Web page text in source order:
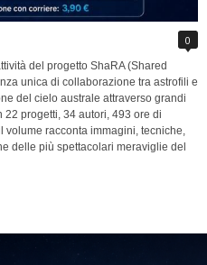
0
del progetto ShaRA (Shared
unica di collaborazione tra astrofili e
del cielo australe attraverso grandi
progetti, 34 autori, 493 ore di
racconta immagini, tecniche,
delle più spettacolari meraviglie del